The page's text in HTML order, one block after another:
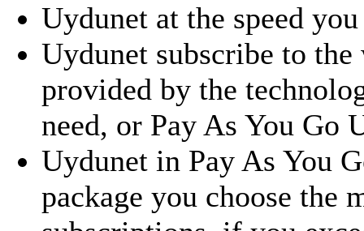
Uydunet at the speed
Uydunet subscribe to
provided by the
need, or Pay As You Go
Uydunet in Pay As You
package you choose the